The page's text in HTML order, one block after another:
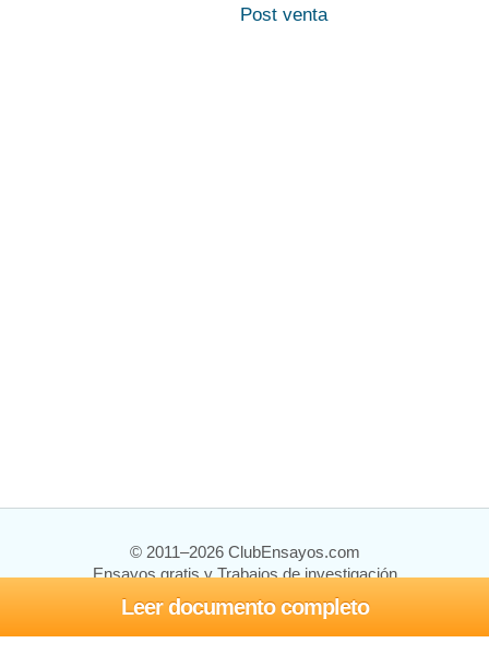
Leer documento completo
Post venta
© 2011–2026 ClubEnsayos.com
Ensayos gratis y Trabajos de investigación